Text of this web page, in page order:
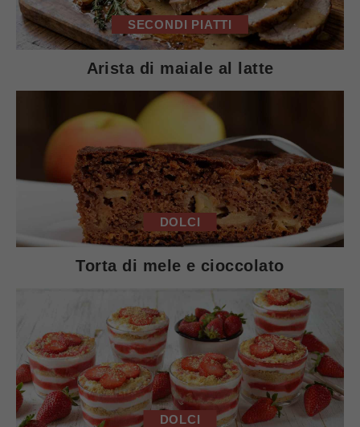
SECONDI PIATTI
Arista di maiale al latte
DOLCI
Torta di mele e cioccolato
DOLCI